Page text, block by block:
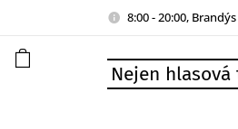
8:00 - 20:00,
Nejen